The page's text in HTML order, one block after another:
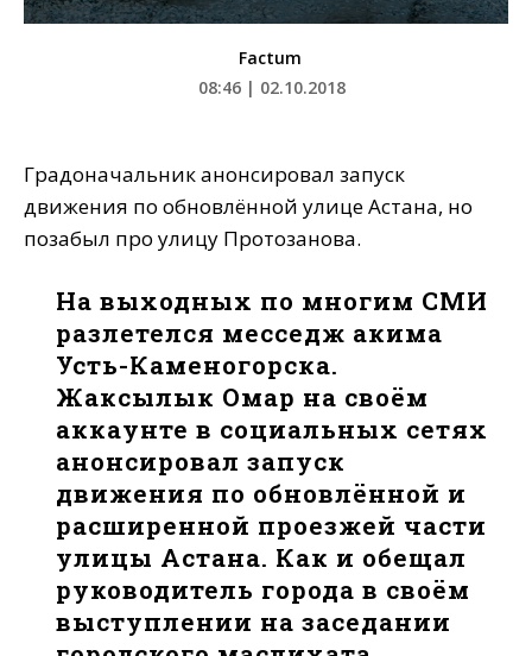
Factum
08:46 | 02.10.2018
Градоначальник анонсировал запуск
движения по обновлённой улице Астана, но
позабыл про улицу Протозанова.
На выходных по многим СМИ
разлетелся месседж акима
Усть-Каменогорска.
Жаксылык Омар на своём
аккаунте в социальных сетях
анонсировал запуск
движения по обновлённой и
расширенной проезжей части
улицы Астана. Как и обещал
руководитель города в своём
выступлении на заседании